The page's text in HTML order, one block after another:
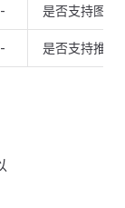
- 是否支持图片
- 是否支持推理